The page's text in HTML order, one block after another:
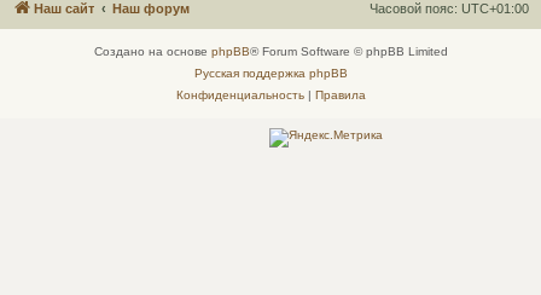
Наш сайт Наш форум Часовой пояс: UTC+01:00
Создано на основе phpBB® Forum Software © phpBB Limited
Русская поддержка phpBB
Конфиденциальность| Правила